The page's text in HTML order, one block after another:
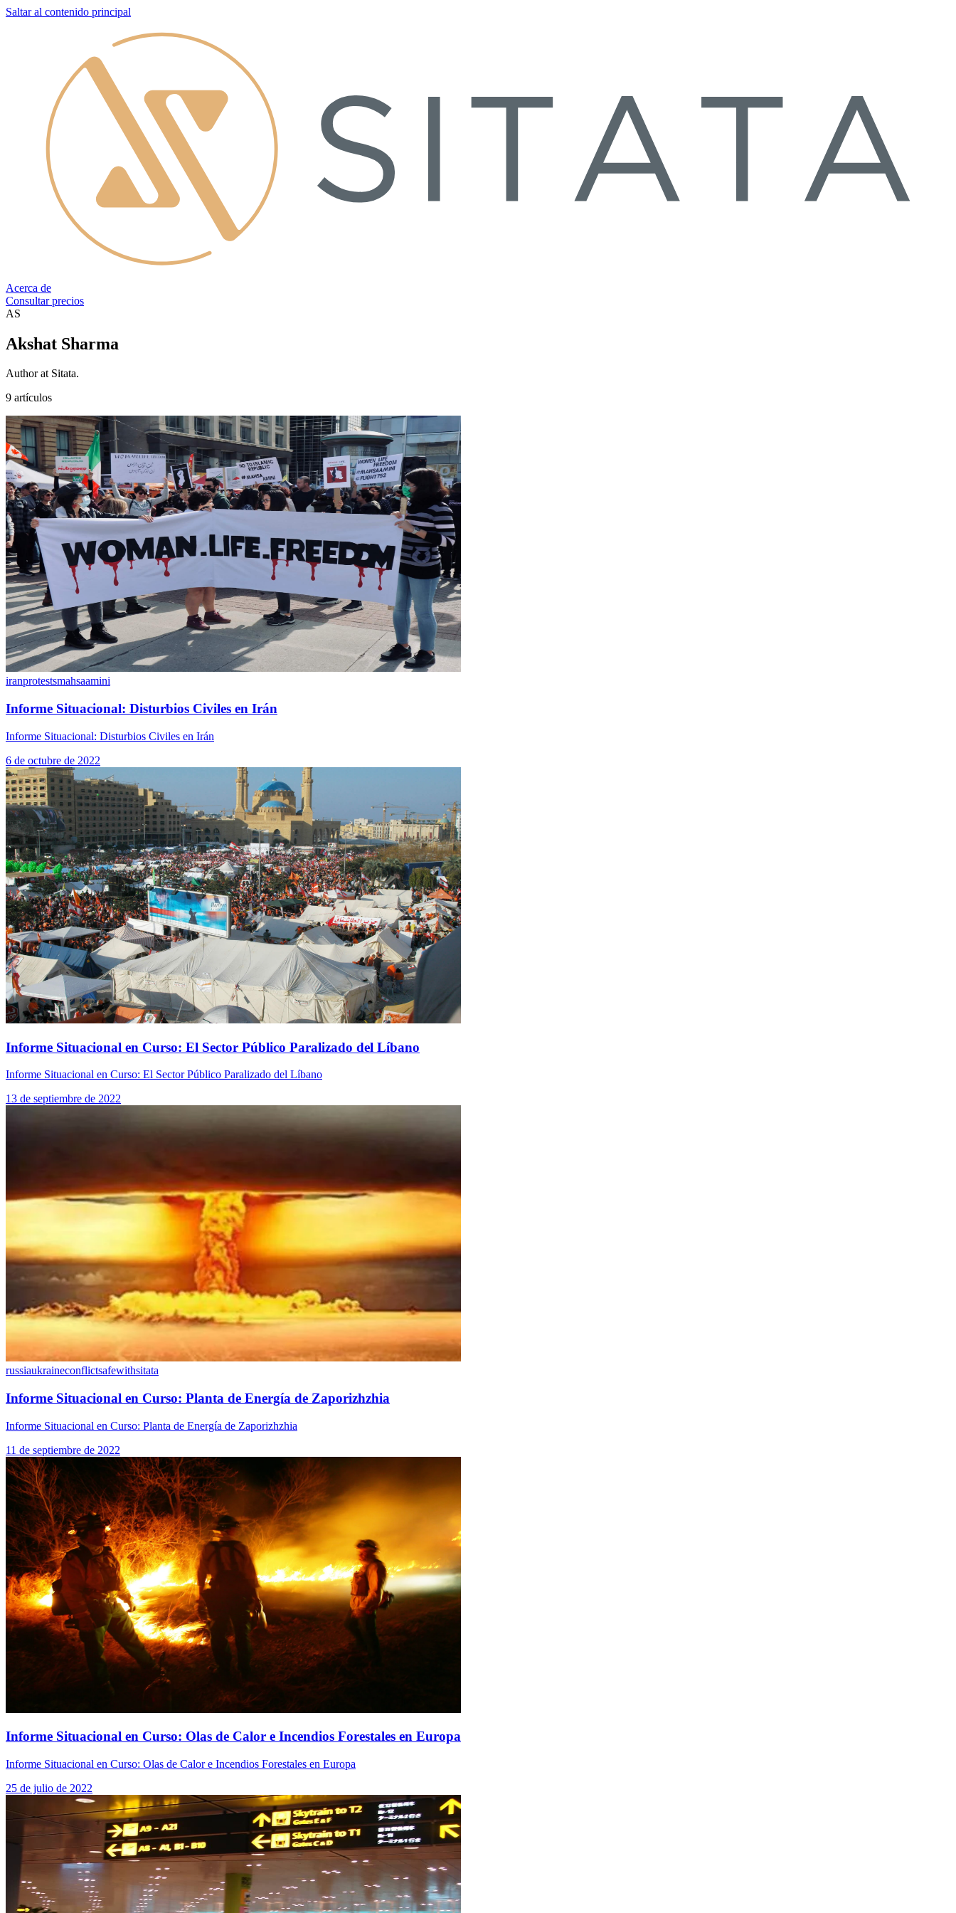
Saltar al contenido principal
Acerca de
Consultar precios
AS
Akshat Sharma
Author at Sitata.
9 artículos
iranprotestsmahsaamini
Informe Situacional: Disturbios Civiles en Irán
Informe Situacional: Disturbios Civiles en Irán
6 de octubre de 2022
Informe Situacional en Curso: El Sector Público Paralizado del Líbano
Informe Situacional en Curso: El Sector Público Paralizado del Líbano
13 de septiembre de 2022
russiaukraineconflictsafewithsitata
Informe Situacional en Curso: Planta de Energía de Zaporizhzhia
Informe Situacional en Curso: Planta de Energía de Zaporizhzhia
11 de septiembre de 2022
Informe Situacional en Curso: Olas de Calor e Incendios Forestales en Europa
Informe Situacional en Curso: Olas de Calor e Incendios Forestales en Europa
25 de julio de 2022